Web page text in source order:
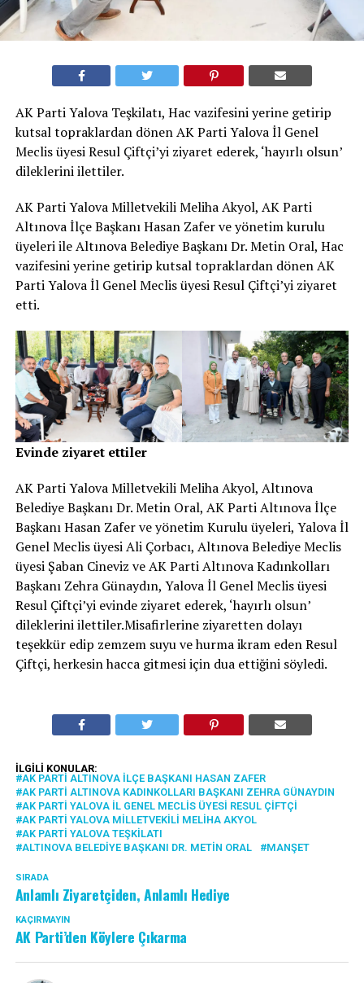
AK Parti Yalova Teşkilatı, Hac vazifesini yerine getirip
kutsal topraklardan dönen AK Parti Yalova İl Genel
Meclis üyesi Resul Çiftçi’yi ziyaret ederek, ‘hayırlı olsun’
dileklerini ilettiler.
AK Parti Yalova Milletvekili Meliha Akyol, AK Parti
Altınova İlçe Başkanı Hasan Zafer ve yönetim kurulu
üyeleri ile Altınova Belediye Başkanı Dr. Metin Oral, Hac
vazifesini yerine getirip kutsal topraklardan dönen AK
Parti Yalova İl Genel Meclis üyesi Resul Çiftçi’yi ziyaret
etti.
Evinde ziyaret ettiler
AK Parti Yalova Milletvekili Meliha Akyol, Altınova
Belediye Başkanı Dr. Metin Oral, AK Parti Altınova İlçe
Başkanı Hasan Zafer ve yönetim Kurulu üyeleri, Yalova İl
Genel Meclis üyesi Ali Çorbacı, Altınova Belediye Meclis
üyesi Şaban Cineviz ve AK Parti Altınova Kadınkolları
Başkanı Zehra Günaydın, Yalova İl Genel Meclis üyesi
Resul Çiftçi’yi evinde ziyaret ederek, ‘hayırlı olsun’
dileklerini ilettiler.Misafirlerine ziyaretten dolayı
teşekkür edip zemzem suyu ve hurma ikram eden Resul
Çiftçi, herkesin hacca gitmesi için dua ettiğini söyledi.
İLGILI KONULAR:
AK PARTI ALTINOVA İLÇE BAŞKANI HASAN ZAFER
AK PARTI ALTINOVA KADINKOLLARI BAŞKANI ZEHRA GÜNAYDIN
AK PARTI YALOVA İL GENEL MECLIS ÜYESI RESUL ÇIFTÇI
AK PARTI YALOVA MILLETVEKILI MELIHA AKYOL
AK PARTI YALOVA TEŞKILATI
ALTINOVA BELEDIYE BAŞKANI DR. METIN ORAL
MANŞET
SIRADA
Anlamlı Ziyaretçiden, Anlamlı Hediye
KAÇIRMAYIN
AK Parti’den Köylere Çıkarma